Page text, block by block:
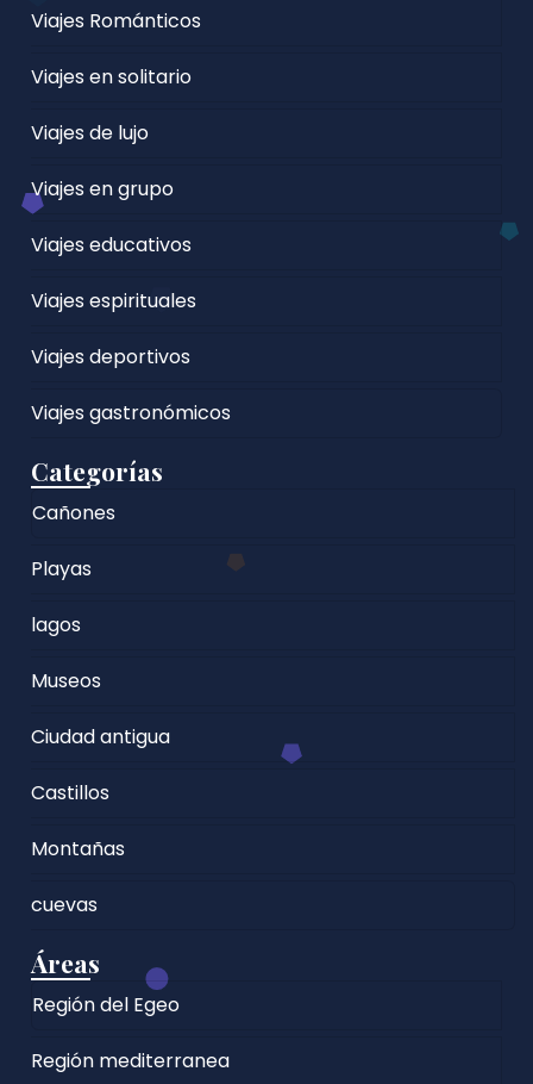
Viajes Románticos
Viajes en solitario
Viajes de lujo
Viajes en grupo
Viajes educativos
Viajes espirituales
Viajes deportivos
Viajes gastronómicos
Categorías
Cañones
Playas
lagos
Museos
Ciudad antigua
Castillos
Montañas
cuevas
Áreas
Región del Egeo
Región mediterranea